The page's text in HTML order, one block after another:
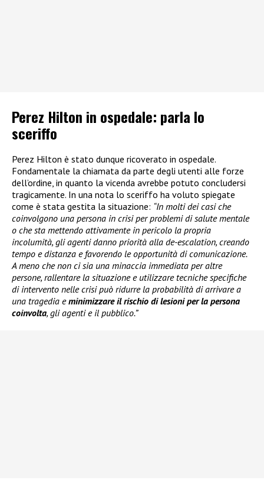
Perez Hilton in ospedale: parla lo
sceriffo
Perez Hilton è stato dunque ricoverato in ospedale.
Fondamentale la chiamata da parte degli utenti alle forze
dell’ordine, in quanto la vicenda avrebbe potuto concludersi
tragicamente. In una nota lo sceriffo ha voluto spiegate
come è stata gestita la situazione: “In molti dei casi che
coinvolgono una persona in crisi per problemi di salute mentale
o che sta mettendo attivamente in pericolo la propria
incolumità, gli agenti danno priorità alla de-escalation, creando
tempo e distanza e favorendo le opportunità di comunicazione.
A meno che non ci sia una minaccia immediata per altre
persone, rallentare la situazione e utilizzare tecniche specifiche
di intervento nelle crisi può ridurre la probabilità di arrivare a
una tragedia eminimizzare il rischio di lesioni per la persona
coinvolta, gli agenti e il pubblico.”